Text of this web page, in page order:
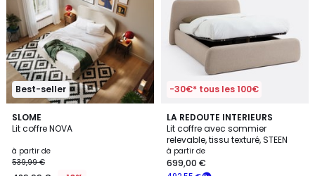
Best-seller
SLOME
Lit coffre NOVA
à partir de
539,99 €
3
Couleurs
-30€* tous les 100€
LA REDOUTE INTERIEURS
Lit coffre avec sommier
relevable, tissu texturé, STEEN
à partir de
699,00 €
4,8
/ 5